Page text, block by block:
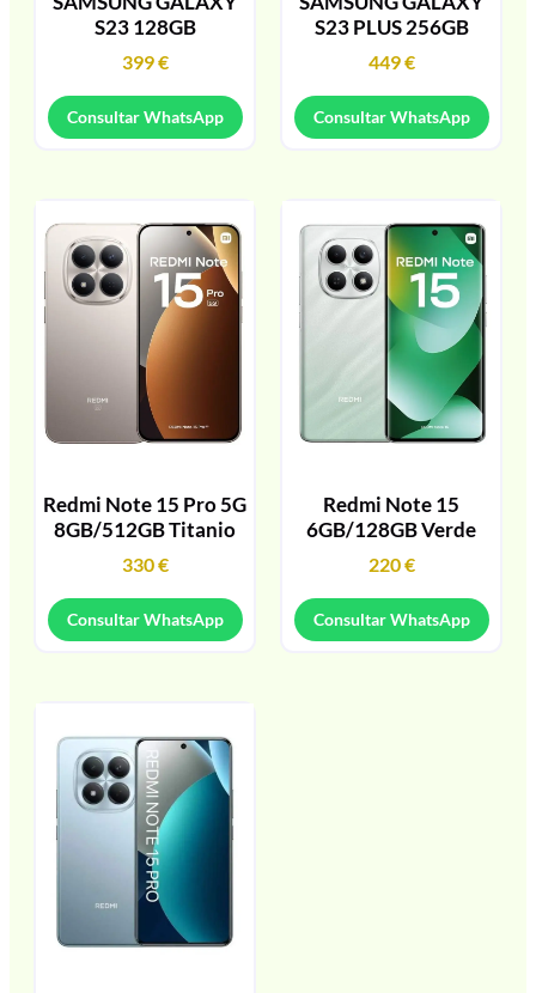
S23 128GB
399€
Consultar WhatsApp
S23 PLUS 256GB
449€
Consultar WhatsApp
Redmi Note 15 Pro 5G
8GB/512GB Titanio
330€
Consultar WhatsApp
Redmi Note 15
6GB/128GB Verde
220€
Consultar WhatsApp